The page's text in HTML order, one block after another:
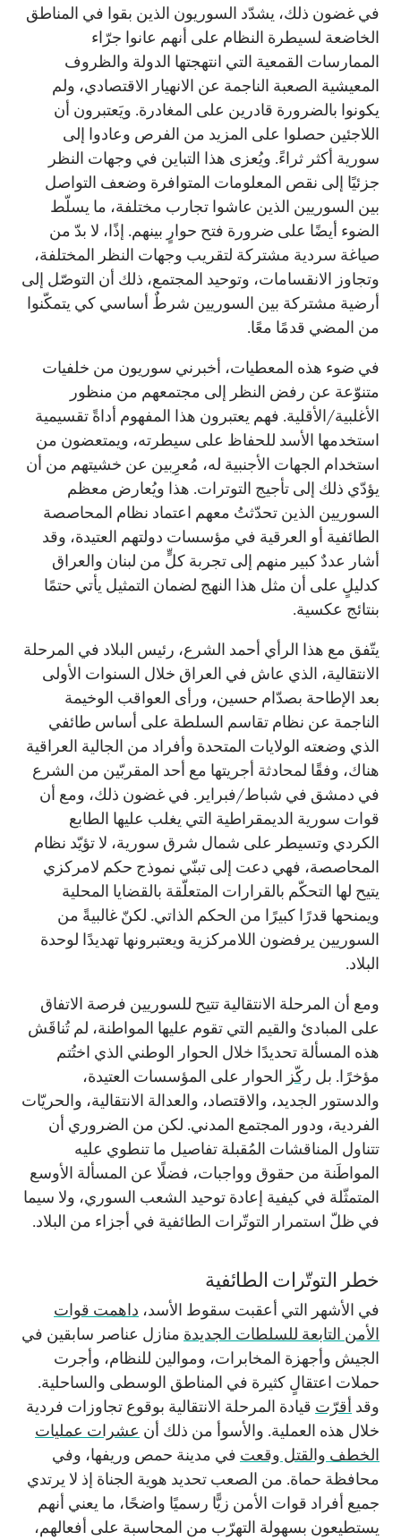
في غضون ذلك، يشدّد السوريون الذين بقوا في المناطق
الخاضعة لسيطرة النظام على أنهم عانوا جرّاء
الممارسات القمعية التي انتهجتها الدولة والظروف
المعيشية الصعبة الناجمة عن الانهيار الاقتصادي، ولم
يكونوا بالضرورة قادرين على المغادرة. ويَعتبرون أن
اللاجئين حصلوا على المزيد من الفرص وعادوا إلى
سورية أكثر ثراءً. ويُعزى هذا التباين في وجهات النظر
جزئيًا إلى نقص المعلومات المتوافرة وضعف التواصل
بين السوريين الذين عاشوا تجارب مختلفة، ما يسلّط
الضوء أيضًا على ضرورة فتح حوارٍ بينهم. إذًا، لا بدّ من
صياغة سردية مشتركة لتقريب وجهات النظر المختلفة،
وتجاوز الانقسامات، وتوحيد المجتمع، ذلك أن التوصّل إلى
أرضية مشتركة بين السوريين شرطٌ أساسي كي يتمكّنوا
من المضي قدمًا معًا.
في ضوء هذه المعطيات، أخبرني سوريون من خلفيات
متنوّعة عن رفض النظر إلى مجتمعهم من منظور
الأغلبية/الأقلية. فهم يعتبرون هذا المفهوم أداةً تقسيمية
استخدمها الأسد للحفاظ على سيطرته، ويمتعضون من
استخدام الجهات الأجنبية له، مُعرِبين عن خشيتهم من أن
يؤدّي ذلك إلى تأجيج التوترات. هذا ويُعارض معظم
السوريين الذين تحدّثتُ معهم اعتماد نظام المحاصصة
الطائفية أو العرقية في مؤسسات دولتهم العتيدة، وقد
أشار عددٌ كبير منهم إلى تجربة كلٍّ من لبنان والعراق
كدليلٍ على أن مثل هذا النهج لضمان التمثيل يأتي حتمًا
بنتائج عكسية.
يتّفق مع هذا الرأي أحمد الشرع، رئيس البلاد في المرحلة
الانتقالية، الذي عاش في العراق خلال السنوات الأولى
بعد الإطاحة بصدّام حسين، ورأى العواقب الوخيمة
الناجمة عن نظام تقاسم السلطة على أساس طائفي
الذي وضعته الولايات المتحدة وأفراد من الجالية العراقية
هناك، وفقًا لمحادثة أجريتها مع أحد المقربّين من الشرع
في دمشق في شباط/فبراير. في غضون ذلك، ومع أن
قوات سورية الديمقراطية التي يغلب عليها الطابع
الكردي وتسيطر على شمال شرق سورية، لا تؤيّد نظام
المحاصصة، فهي دعت إلى تبنّي نموذج حكم لامركزي
يتيح لها التحكّم بالقرارات المتعلّقة بالقضايا المحلية
ويمنحها قدرًا كبيرًا من الحكم الذاتي. لكنّ غالبيةً من
السوريين يرفضون اللامركزية ويعتبرونها تهديدًا لوحدة
البلاد.
ومع أن المرحلة الانتقالية تتيح للسوريين فرصة الاتفاق
على المبادئ والقيم التي تقوم عليها المواطنة، لم تُناقَش
هذه المسألة تحديدًا خلال الحوار الوطني الذي اختُتم
مؤخرًا. بل ركّز الحوار على المؤسسات العتيدة،
والدستور الجديد، والاقتصاد، والعدالة الانتقالية، والحريّات
الفردية، ودور المجتمع المدني. لكن من الضروري أن
تتناول المناقشات المُقبلة تفاصيل ما تنطوي عليه
المواطَنة من حقوق وواجبات، فضلًا عن المسألة الأوسع
المتمثّلة في كيفية إعادة توحيد الشعب السوري، ولا سيما
في ظلّ استمرار التوتّرات الطائفية في أجزاء من البلاد.
خطر التوتّرات الطائفية
في الأشهر التي أعقبت سقوط الأسد، داهمت قوات
الأمن التابعة للسلطات الجديدة منازل عناصر سابقين في
الجيش وأجهزة المخابرات، وموالين للنظام، وأجرت
حملات اعتقالٍ كثيرة في المناطق الوسطى والساحلية.
وقد أقرّت قيادة المرحلة الانتقالية بوقوع تجاوزات فردية
خلال هذه العملية. والأسوأ من ذلك أن عشرات عمليات
الخطف والقتل وقعت في مدينة حمص وريفها، وفي
محافظة حماة. من الصعب تحديد هوية الجناة إذ لا يرتدي
جميع أفراد قوات الأمن زيًّا رسميًا واضحًا، ما يعني أنهم
يستطيعون بسهولة التهرّب من المحاسبة على أفعالهم،